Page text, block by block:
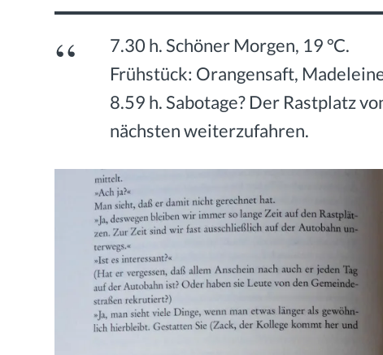
7.30 h. Schöner Morgen, 19 °C.
Frühstück: Orangensaft,
8.59 h. Sabotage? Der Rastplatz
nächsten weiterzufahren.